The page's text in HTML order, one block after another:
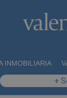
INMOBILIARIA
+